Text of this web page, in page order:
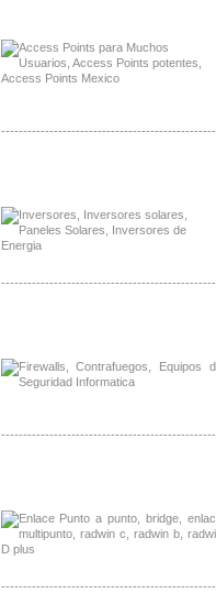
-------------------------------------------------
-------------------------------------------------
-------------------------------------------------
-------------------------------------------------